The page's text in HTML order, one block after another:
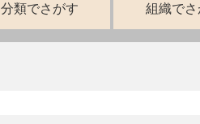
分類でさがす 組織でさ